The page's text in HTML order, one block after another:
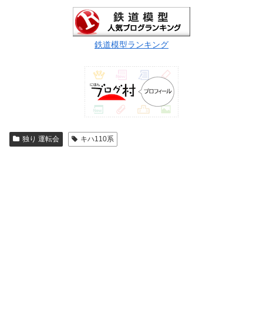
鉄道模型ランキング
独り 運転会 キハ110系